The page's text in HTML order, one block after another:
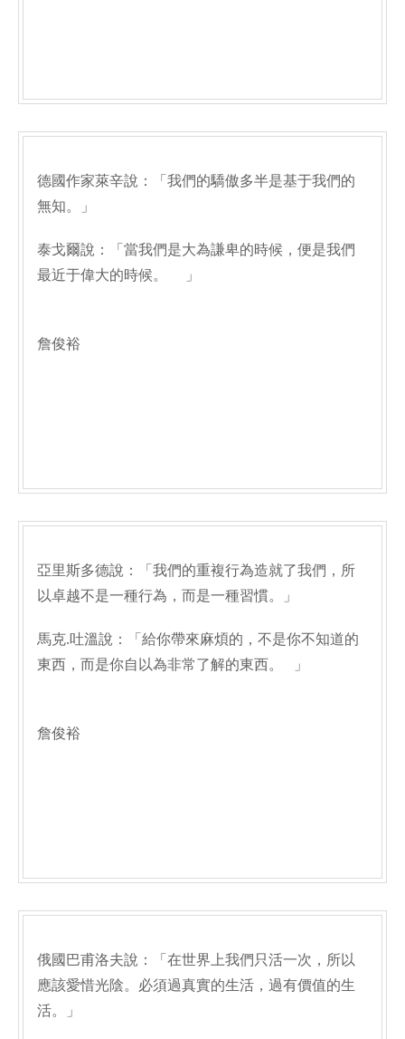
德國作家萊辛說：「我們的驕傲多半是基于我們的
無知。」
泰戈爾說：「當我們是大為謙卑的時候，便是我們
最近于偉大的時候。 」
詹俊裕
亞里斯多德說：「我們的重複行為造就了我們，所
以卓越不是一種行為，而是一種習慣。」
馬克.吐溫說：「給你帶來麻煩的，不是你不知道的
東西，而是你自以為非常了解的東西。 」
詹俊裕
俄國巴甫洛夫說：「在世界上我們只活一次，所以
應該愛惜光陰。必須過真實的生活，過有價值的生
活。」